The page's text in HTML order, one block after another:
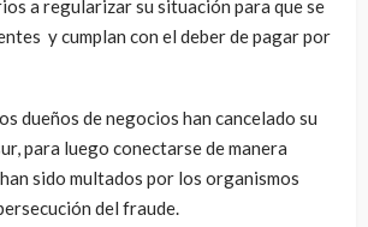
a regularizar su situación para que se
y cumplan con el deber de pagar por
dueños de negocios han cancelado su
para luego conectarse de manera
sido multados por los organismos
del fraude.